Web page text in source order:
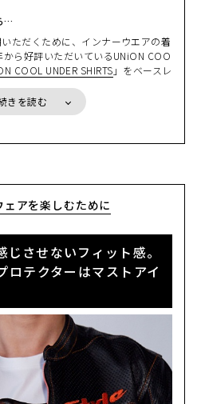
ストプロテクター
PROTECTOR： ハードシェル
上のCE規格LEVEL２認証モデル
ーンプロテクター
テクターのCE規格（EN1621-2）を
…
ただくために、インナーウエアの着
ら好評いただいているUNiON COO
COOL UNDER SHIRTS 」をベースレ
感じられると思います。もう少し着
UNDER SHIRTS〔SPLASH〕
UNDERはピタッとしているため、T
きを読む
ェアを楽しむために
させないフィット感。
ロテクターはマストアイ